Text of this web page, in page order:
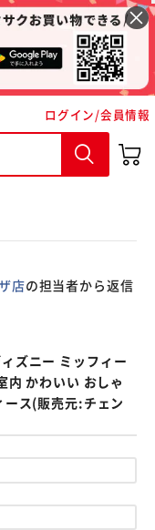
ログイン/会員情報
店の担当者から返信
ズニー ミッフィー
内 かわいい おしゃ
ース(販売元:チェン